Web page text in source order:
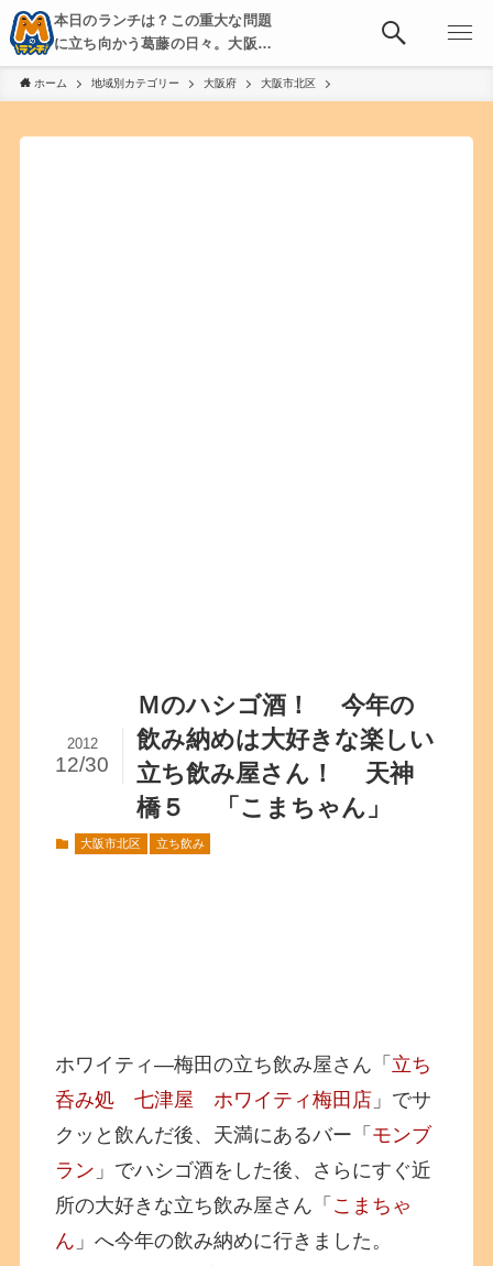
本日のランチは？この重大な問題
に立ち向かう葛藤の日々。大阪・
京都・神戸を中心とした食べ歩
き、飲み歩きを綴る。
ホーム 地域別カテゴリー 大阪府 大阪市北区
Ｍのハシゴ酒！ 今年の
飲み納めは大好きな楽しい
立ち飲み屋さん！ 天神
橋５ 「こまちゃん」
2012
12/30
大阪市北区 立ち飲み
ホワイティ―梅田の立ち飲み屋さん「 立ち
呑み処 七津屋 ホワイティ梅田店 」でサ
クッと飲んだ後、天満にあるバー「 モンブ
ラン 」でハシゴ酒をした後、さらにすぐ近
所の大好きな立ち飲み屋さん「 こまちゃ
ん 」へ今年の飲み納めに行きました。